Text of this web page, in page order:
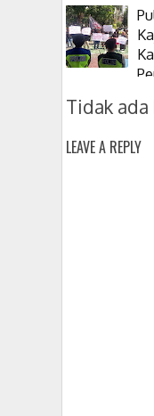
Tidak
LEAVE A REPLY